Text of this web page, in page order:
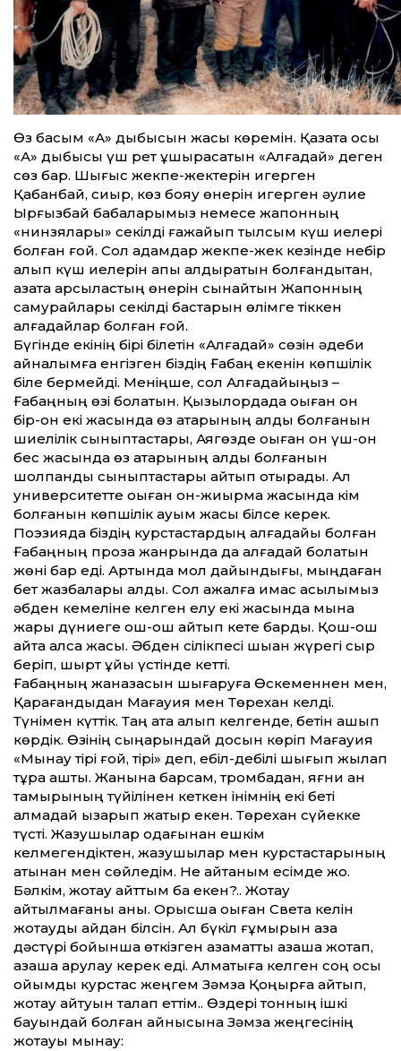
Өз басым «А» дыбысын жақсы көремін. Қазақта осы
«А» дыбысы үш рет ұшырасатын «Алғадай» деген
сөз бар. Шығыс жекпе-жектерін игерген
Қабанбай, сиқыр, көз бояу өнерін игерген әулие
Ырғызбай бабаларымыз немесе жапонның
«нинзялары» секілді ғажайып тылсым күш иелері
болған ғой. Сол адамдар жекпе-жек кезінде небір
алып күш иелерін қапы қалдыратын болғандықтан,
қазақта қарсыластың өнерін сынайтын Жапонның
самурайлары секілді бастарын өлімге тіккен
алғадайлар болған ғой.
Бүгінде екінің бірі білетін «Алғадай» сөзін әдеби
айналымға енгізген біздің Ғабаң екенін көпшілік
біле бермейді. Меніңше, сол Алғадайыңыз –
Ғабаңның өзі болатын. Қызылордада оқыған он
бір-он екі жасында өз қатарының алды болғанын
шиелілік сыныптастары, Аягөзде оқыған он үш-он
бес жасында өз қатарының алды болғанын
шолпандық сыныптастары айтып отырады. Ал
университетте оқыған он-жиырма жасында кім
болғанын көпшілік қауым жақсы білсе керек.
Поэзияда біздің курстастардың алғадайы болған
Ғабаңның проза жанрында да алғадай болатын
жөні бар еді. Артында мол дайын­дығы, мыңдаған
бет жазбалары қалды. Сол ажалға қимас асылымыз
әбден кемеліне келген елу екі жасында мына
жарық дүниеге қош-қош айтып кете барды. Қош-қош
айта алса жақсы. Әбден сілікпесі шыққан жүрегі сыр
беріп, шырт ұйқы үстінде кетті.
Ғабаңның жаназасын шығаруға Өскеменнен мен,
Қарағандыдан Мағауия мен Төрехан келді.
Түнімен күттік. Таң ата алып келгенде, бетін ашып
көрдік. Өзінің сыңарындай досын көріп Мағауия
«Мынау тірі ғой, тірі» деп, ебіл-дебілі шығып жылап
тұра қашты. Жанына барсам, тромбадан, яғни қан
тамырының түйілінен кеткен інімнің екі беті
алмадай қызарып жатыр екен. Төрехан сүйекке
түсті. Жазушылар одағынан ешкім
келмегендіктен, жазушылар мен курстастарының
атынан мен сөйледім. Не айтқаным есімде жоқ.
Бәлкім, жоқтау айттым ба екен?.. Жоқтау
айтылмағаны анық. Орысша оқыған Света келін
жоқтауды қайдан білсін. Ал бүкіл ғұмырын қазақ
дәстүрі бойынша өткізген азаматты қазақша жоқтап,
қазақша арулау керек еді. Алматыға келген соң осы
ойымды курстас жеңгем Зәмза Қоңырға айтып,
жоқтау айтуын талап еттім.. Өздері тонның ішкі
бауындай болған қайнысына Зәмза жеңгесінің
жоқтауы мынау: